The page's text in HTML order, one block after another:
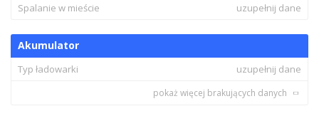
Spalanie w mieście
uzupełnij dane
Akumulator
Typ ładowarki uzupełnij dane
pokaż więcej brakujących danych